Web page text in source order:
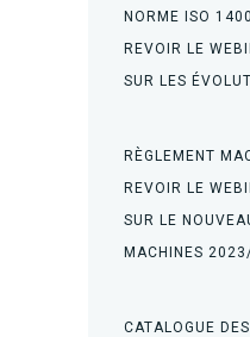
NORME ISO
REVOIR LE
SUR LES
RÈGLEMENT
REVOIR LE
SUR LE
MACHINES
CATALOGUE